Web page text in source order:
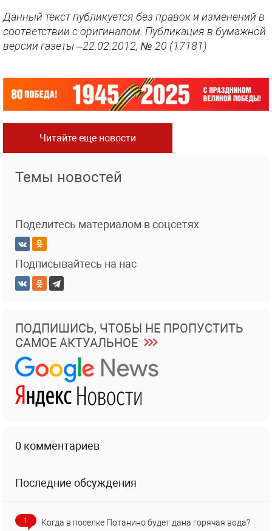
Данный текст публикуется без правок и изменений в
соответствии с оригиналом. Публикация в бумажной
версии газеты –22.02.2012, № 20 (17181)
Читайте еще новости
Темы новостей
Поделитесь материалом в соцсетях
Подписывайтесь на нас
ПОДПИШИСЬ, ЧТОБЫ НЕ ПРОПУСТИТЬ
САМОЕ АКТУАЛЬНОЕ
0 комментариев
Последние обсуждения
1 Когда в поселке Потанино будет дана горячая вода?